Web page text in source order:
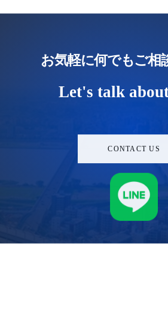
お気軽に何でもご相
Let's talk
CONTACT US